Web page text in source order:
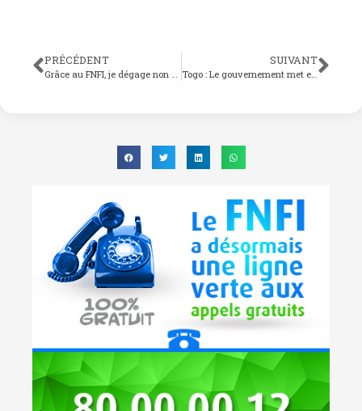
PRÉCÉDENT SUIVANT
Togo : Le gouvernement met en place 20 milliards FCFA pour relancer les PME